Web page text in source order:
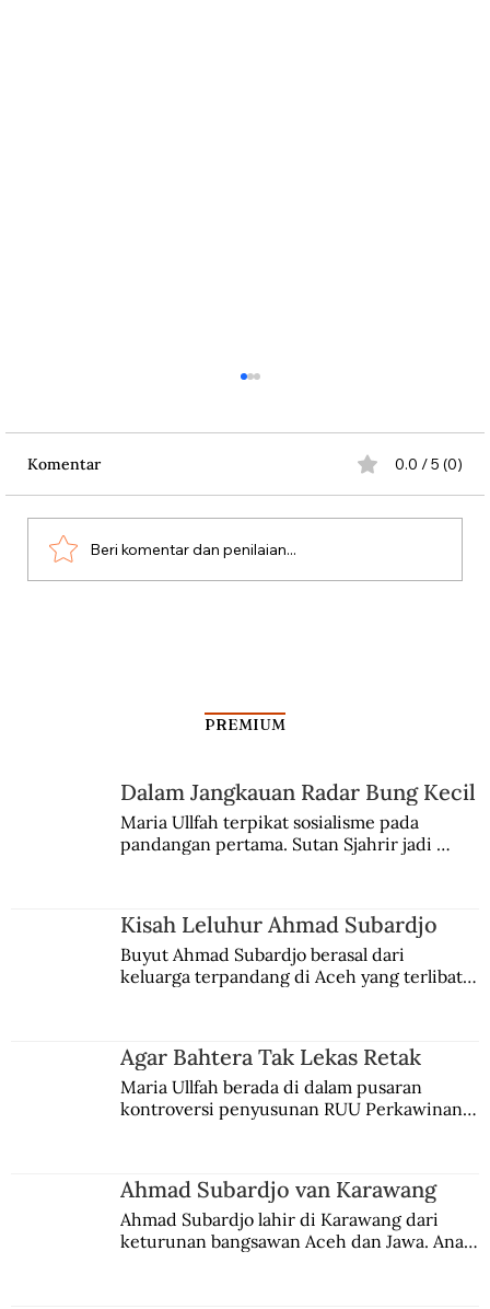
Komentar 0.0 / 5 (0)
Beri komentar dan penilaian...
PREMIUM
Dalam Jangkauan Radar Bung Kecil
Maria Ullfah terpikat sosialisme pada
pandangan pertama. Sutan Sjahrir jadi
Kisah Leluhur Ahmad Subardjo
Buyut Ahmad Subardjo berasal dari
keluarga terpandang di Aceh yang terlibat
Agar Bahtera Tak Lekas Retak
Maria Ullfah berada di dalam pusaran
kontroversi penyusunan RUU Perkawinan.
Ahmad Subardjo van Karawang
Ahmad Subardjo lahir di Karawang dari
keturunan bangsawan Aceh dan Jawa. Anak